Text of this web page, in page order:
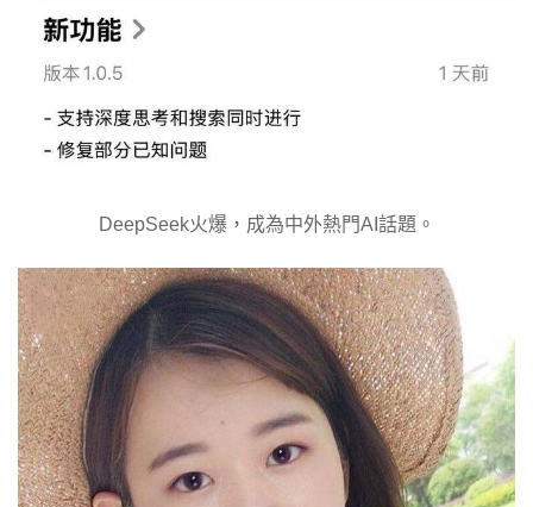
DeepSeek火爆，成為中外熱門AI話題。